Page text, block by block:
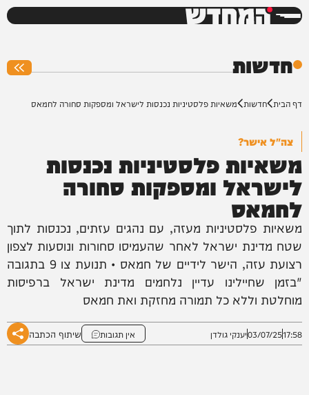
המחדש
חדשות
דף הבית חדשות משאיות פלסטיניות נכנסות לישראל ומספקות סחורה לחמאס
צה"ל אישר?
משאיות פלסטיניות נכנסות
לישראל ומספקות סחורה
לחמאס
משאיות פלסטיניות מעזה, עם נהגים עזתים, נכנסות לתוך
שטח מדינת ישראל לאחר שהעמיסו סחורות ונוסעות לצפון
רצועת עזה, הישר לידיים של חמאס • תנועת צו 9 בתגובה
"בזמן שחיילינו עדיין נלחמים מדינת ישראל ברפיסות
מוחלטת וללא כל תמורה מחזקת ואת חמאס
17:58
03/07/25יענקי גולדן אין תגובות שיתוף הכתבה